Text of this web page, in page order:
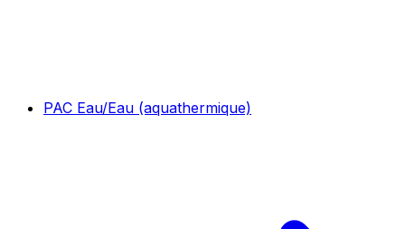
PAC Eau/Eau (aquathermique)